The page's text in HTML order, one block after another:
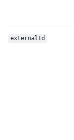
externalId